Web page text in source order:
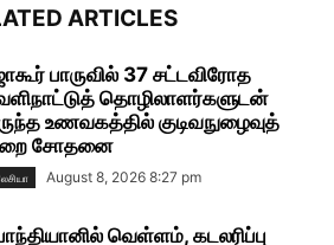
ARTICLES
பாருவில் 37 சட்டவிரோத
தொழிலாளர்களுடன்
உணவகத்தில் குடிவநுழைவுத்
சோதனை
August 8, 2026 8:27 pm
வெள்ளம், கடலரிப்பு